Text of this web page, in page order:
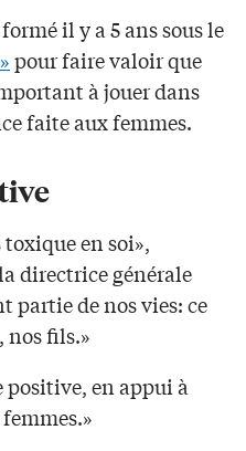
il y a 5 ans sous le
pour faire valoir que
à jouer dans
faite aux femmes.
en soi»,
directrice générale
partie de nos vies: ce
nos fils.»
en appui à